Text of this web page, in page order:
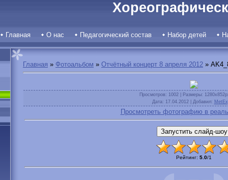
Главная О нас Педагогический состав Набор детей
Главная » Фотоальбом » Отчётный концерт 8 апреля 2012 »
Просмотров: 1002 | Размеры:
Дата: 17.04.2012 | Добавил:
Просмотреть фотографию в
Рейтинг: 5.0/1